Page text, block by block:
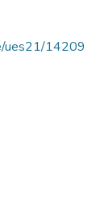
ues21/14209